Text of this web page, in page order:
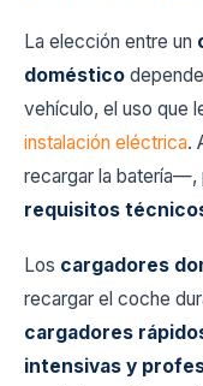
La elección entre un
doméstico
vehículo, el uso que
instalación eléctrica.
recargar la batería—,
requisitos
Los cargadores
recargar el coche
cargadores
intensivas y